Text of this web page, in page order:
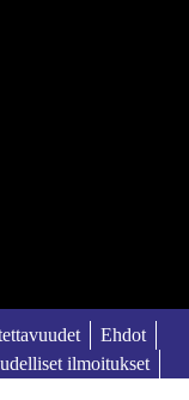
Ehdot
ilmoitukset